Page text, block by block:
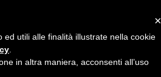
line10
single.phpon line10
×
utili alle finalità illustrate nella cookie
in altra maniera, acconsenti all’uso